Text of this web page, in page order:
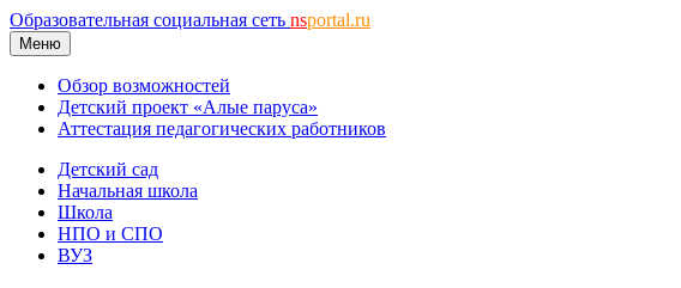
Образовательная социальная сеть nsportal.ru
Меню
Обзор возможностей
Детский проект «Алые паруса»
Аттестация педагогических работников
Детский сад
Начальная школа
Школа
НПО и СПО
ВУЗ